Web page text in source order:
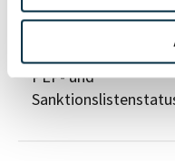
Risikoinformationen
PEP- und